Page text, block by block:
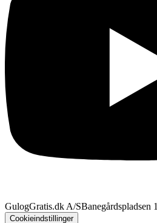
GulogGratis.dk A/SBanegårdspladsen 1
Cookieindstillinger